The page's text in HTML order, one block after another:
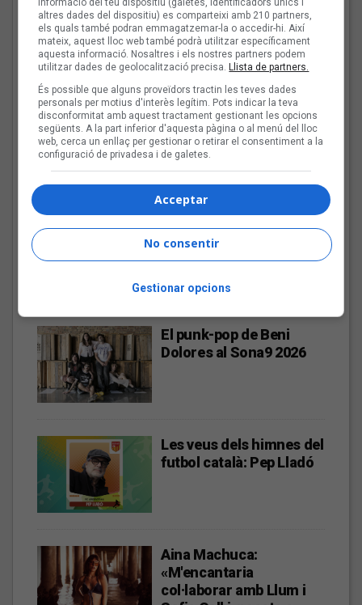
El cromo de Joan Soler Amigó
Les veus dels himnes del futbol
català: Joan Soler Amigó
Fins a finals d'agost, repassarem diferents himnes que els
grups i artistes catalans han fet per equips de futbol d'arreu
dels Països Catalans
Les Cruet: «Als primers
discos sentia
moltíssima ràbia, però
ara estic més serena i en
El punk-pop de Beni
Dolores al Sona9 2026
Les veus dels himnes del
futbol català: Pep Lladó
Aina Machuca:
«M'encantaria
col·laborar amb Llum i
informació del teu dispositiu (galetes, identificadors únics i
altres dades del dispositiu) es comparteixi amb 210 partners,
els quals també podran emmagatzemar-la o accedir-hi. Així
mateix, aquest lloc web també podrà utilitzar específicament
aquesta informació. Nosaltres i els nostres partners podem
utilitzar dades de geolocalització precisa. Llista de partners.
És possible que alguns proveïdors tractin les teves dades
personals per motius d'interès legítim. Pots indicar la teva
disconformitat amb aquest tractament gestionant les opcions
següents. A la part inferior d'aquesta pàgina o al menú del lloc
web, cerca un enllaç per gestionar o retirar el consentiment a la
configuració de privadesa i de galetes.
Acceptar
No consentir
Gestionar opcions